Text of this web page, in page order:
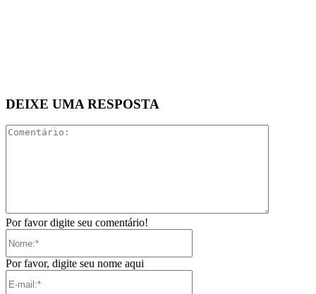
DEIXE UMA RESPOSTA
Por favor digite seu comentário!
Por favor, digite seu nome aqui